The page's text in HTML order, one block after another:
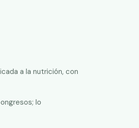
a la nutrición, con
lo